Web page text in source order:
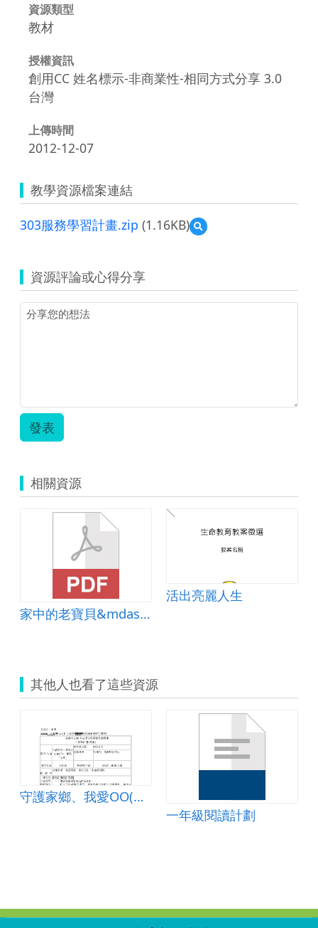
資源類型
教材
授權資訊
創用CC 姓名標示-非商業性-相同方式分享 3.0
台灣
上傳時間
2012-12-07
教學資源檔案連結
303服務學習計畫.zip (1.16KB)
預
覽
學
習
資源評論或心得分享
發表
相關資源
家中的老寶貝&mdash;高齡者行的安全
活出亮麗人生
其他人也看了這些資源
守護家鄉、我愛OO(校名)、服務嘉愛
一年級閱讀計劃